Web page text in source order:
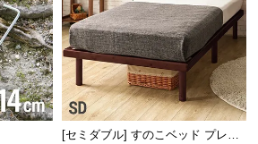
わせて自由にカット
簡単にカットできるので、敷き
ぴったり敷くことができます。
[セミダブル] すのこベッド プレミ